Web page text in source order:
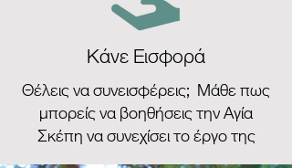
Κάνε Εισφορά
Θέλεις να συνεισφέρεις; Μάθε πως
μπορείς να βοηθήσεις την Αγία
Σκέπη να συνεχίσει το έργο της